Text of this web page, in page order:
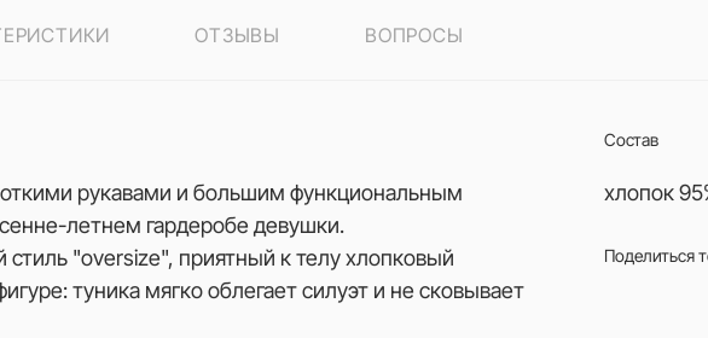
ОТЗЫВЫ ВОПРОСЫ
рукавами и большим функциональным
летнем гардеробе девушки.
"оversize", приятный к телу хлопковый
туника мягко облегает силуэт и не сковывает
Состав
хлопок
Поделиться